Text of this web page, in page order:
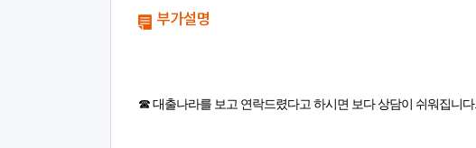
부가설명
☎ 대출나라를 보고 연락드렸다고 하시면 보다 상담이 쉬워집니다.